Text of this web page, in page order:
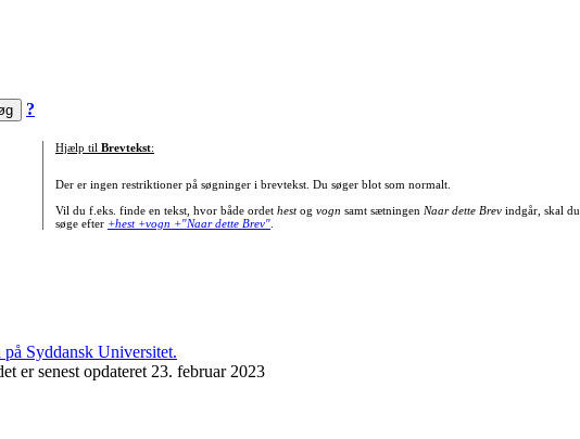
?
Hjælp til Brevtekst:
Der er ingen restriktioner på søgninger i brevtekst. Du søger blot som normalt.
Vil du f.eks. finde en tekst, hvor både ordet hestog vogn samt sætningen Naar dette Brevindgår, skal du
søge efter +hest +vogn +"Naar dette Brev".
er senest opdateret 23. februar 2023